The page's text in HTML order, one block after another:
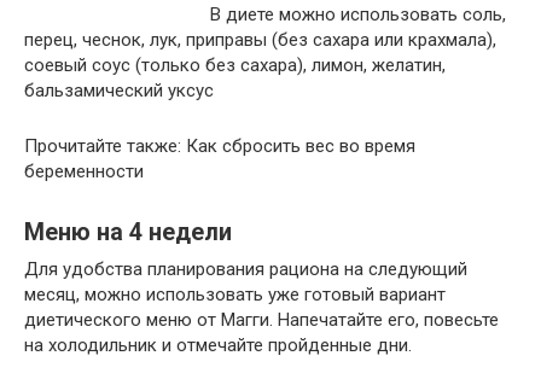
В диете можно использовать соль,
перец, чеснок, лук, приправы (без сахара или крахмала),
соевый соус (только без сахара), лимон, желатин,
бальзамический уксус
Прочитайте также: Как сбросить вес во время
беременности
Меню на 4 недели
Для удобства планирования рациона на следующий
месяц, можно использовать уже готовый вариант
диетического меню от Магги. Напечатайте его, повесьте
на холодильник и отмечайте пройденные дни.